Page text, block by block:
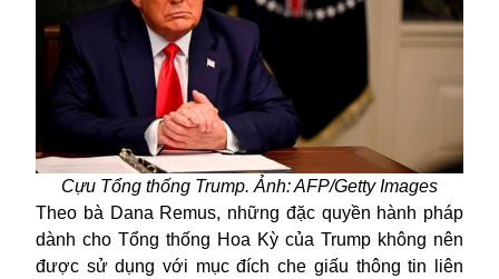
Cựu Tổng thống Trump. Ảnh: AFP/Getty Images
Theo bà Dana Remus, những đặc quyền hành pháp
dành cho Tổng thống Hoa Kỳ của Trump không nên
được sử dụng với mục đích che giấu thông tin liên